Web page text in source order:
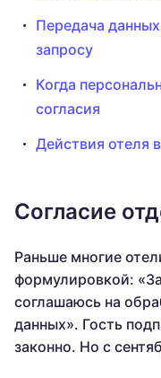
Передача
запросу
Когда
согласия
Действия отеля
Согласие
Раньше многие
формулировкой:
соглашаюсь на
данных». Гость
законно. Но с